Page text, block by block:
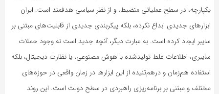
یکپارچه، در سطح عملیاتی منضبط، و از نظر سیاسی هدفمند است. ایران
ابزارهای جدیدی ابداع نکرده، بلکه پیکربندی جدیدی از قابلیت‌های مبتنی بر
سایبر ایجاد کرده است. به عبارت دیگر، آنچه جدید است نه وجود حملات
سایبری، اطلاعات غلط تولیدشده با هوش مصنوعی، یا نظارت دیجیتال، بلکه
استفاده هم‌زمان و درهم‌تنیده از این ابزارها در زمان واقعی در حوزه‌های
مختلف و مبتنی بر برنامه‌ریزی راهبردی در سطح دولت است. این روند